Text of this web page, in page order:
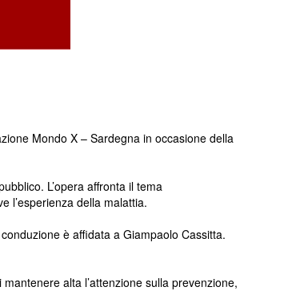
Mondo X – Sardegna in occasione della
L’opera affronta il tema
l’esperienza della malattia.
è affidata a Giampaolo Cassitta.
alta l’attenzione sulla prevenzione,